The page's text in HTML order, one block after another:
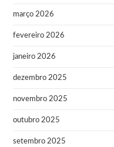
março 2026
fevereiro 2026
janeiro 2026
dezembro 2025
novembro 2025
outubro 2025
setembro 2025